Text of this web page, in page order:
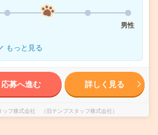
男性
もっと見る
応募へ進む 詳しく見る
ッフ株式会社 （旧テンプスタッフ株式会社）